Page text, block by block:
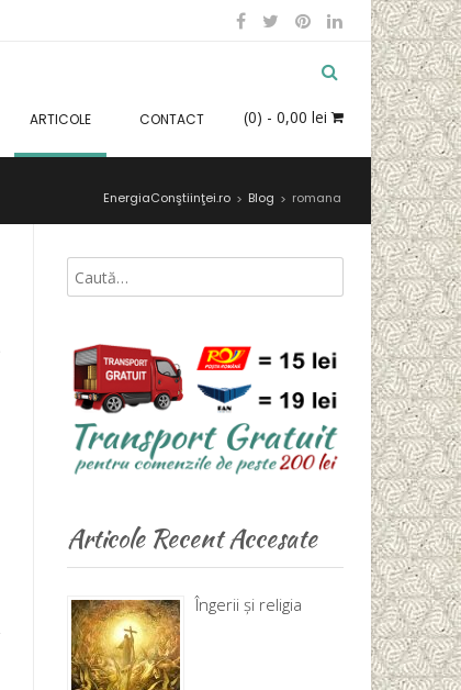
(0) - 0,00 lei
ARTICOLE CONTACT
EnergiaConştiinţei.ro > Blog > romana
Articole Recent Accesate
Îngerii și religia